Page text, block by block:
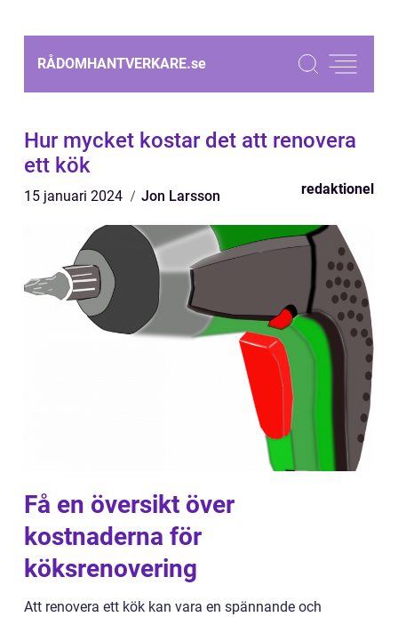
RÅDOMHANTVERKARE.se
Hur mycket kostar det att renovera
ett kök
15 januari 2024 Jon Larsson redaktionel
Få en översikt över
kostnaderna för
köksrenovering
Att renovera ett kök kan vara en spännande och